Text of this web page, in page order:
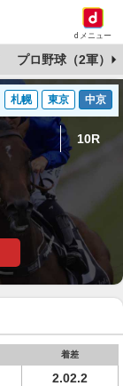
dメニュー
プロ野球（2軍）
札幌 東京 中京
10R
着差
2.02.2